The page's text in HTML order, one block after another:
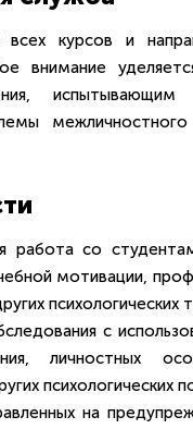
курсов и
внимание
испытывающим
работа со
мотивации,
психологических
с
личностных
психологических
на